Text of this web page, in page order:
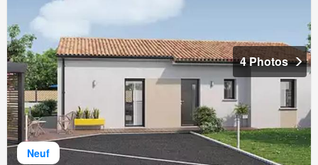
Neuf
4 Photos